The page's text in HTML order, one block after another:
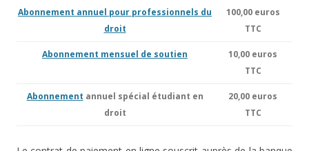
Abonnement annuel pour professionnels du
droit
100,00 euros
TTC
Abonnement mensuel de soutien
10,00 euros
TTC
Abonnement annuel spécial étudiant en
droit
20,00 euros
TTC